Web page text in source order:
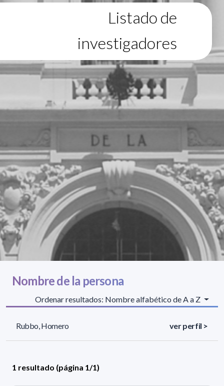
Listado de
investigadores
Nombre de la persona
Ordenar resultados: Nombre alfabético de A a Z
Rubbo, Homero ver perfil >
1 resultado (página 1/1)